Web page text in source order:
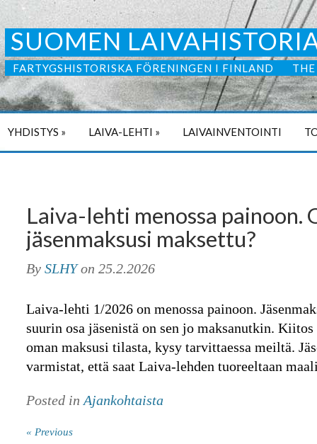
SUOMEN
FARTYGSHISTORISKA FÖRENINGEN I FINLAND
YHDISTYS » LAIVA-LEHTI » LAIVAINVENTOINTI
Laiva-lehti menossa painoon.
jäsenmaksusi maksettu?
By SLHYon 25.2.2026
Laiva-lehti 1/2026 on menossa painoon.
suurin osa jäsenistä on sen jo maksanutkin.
oman maksusi tilasta, kysy tarvittaessa meiltä.
varmistat, että saat Laiva-lehden tuoreeltaan
Posted in Ajankohtaista
« Previous